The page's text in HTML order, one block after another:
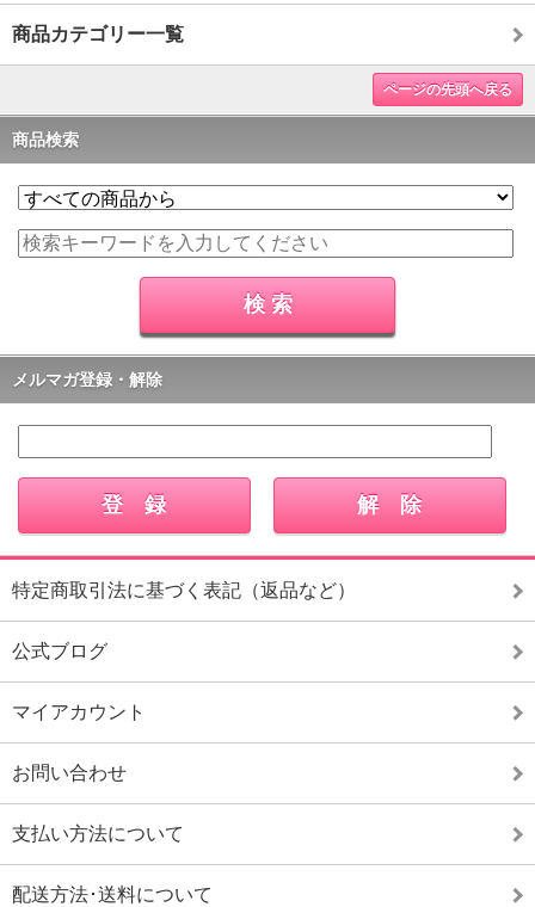
商品カテゴリー一覧
ページの先頭へ戻る
商品検索
メルマガ登録・解除
特定商取引法に基づく表記（返品など）
公式ブログ
マイアカウント
お問い合わせ
支払い方法について
配送方法･送料について